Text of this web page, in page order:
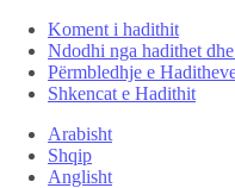
Koment i hadithit
Ndodhi nga hadithet
Përmbledhje e
Shkencat e Hadithit
Arabisht
Shqip
Anglisht